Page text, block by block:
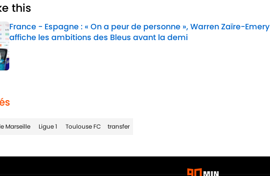
this
France - Espagne : « On a peur de personne », Warren Zaïre-Emery
affiche les ambitions des Bleus avant la demi
Marseille Ligue 1 Toulouse FC transfer